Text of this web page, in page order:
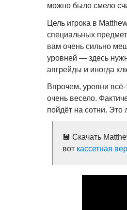
можно было смело
Цель игрока в
специальных
вам очень сильно
уровней — здесь
апгрейды и иногда
Впрочем, уровни
очень весело.
пойдёт на сотни. Это
💾 Скачать
вот кассетная